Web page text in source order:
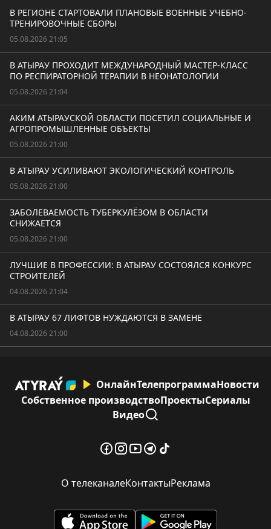
В РЕГИОНЕ СТАРТОВАЛИ ПЛАНОВЫЕ ВОЕННЫЕ УЧЕБНО-
ТРЕНИРОВОЧНЫЕ СБОРЫ
05.08.2026 21:05
В АТЫРАУ ПРОХОДИТ МЕЖДУНАРОДНЫЙ МАСТЕР-КЛАСС
ПО РЕСПИРАТОРНОЙ ТЕРАПИИ В НЕОНАТОЛОГИИ
05.08.2026 21:04
АКИМ АТЫРАУСКОЙ ОБЛАСТИ ПОСЕТИЛ СОЦИАЛЬНЫЕ И
АГРОПРОМЫШЛЕННЫЕ ОБЪЕКТЫ
05.08.2026 21:00
В АТЫРАУ УСИЛИВАЮТ ЭКОЛОГИЧЕСКИЙ КОНТРОЛЬ
05.08.2026 21:00
ЗАБОЛЕВАЕМОСТЬ ТУБЕРКУЛЁЗОМ В ОБЛАСТИ
СНИЖАЕТСЯ
05.08.2026 21:00
ЛУЧШИЕ В ПРОФЕССИИ: В АТЫРАУ СОСТОЯЛСЯ КОНКУРС
СТРОИТЕЛЕЙ
04.08.2026 21:04
В АТЫРАУ 67 ЛИФТОВ НУЖДАЮТСЯ В ЗАМЕНЕ
04.08.2026 21:00
ОнлайнТелепрограммаНовости
Собственное производствоПроектыСериалы
Видео
О телеканалеКонтактыРеклама